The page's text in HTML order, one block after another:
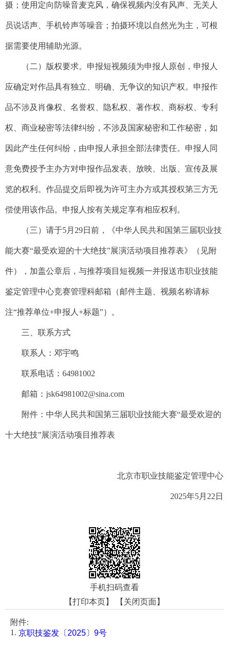
摄；使用定向防噪音麦克风，确保视频内没有风声、无关人
员说话声、手机铃声等噪音；拍摄环境以自然光为主，可根
据需要使用辅助光源。
（二）版权要求。申报短视频须为申报人原创，申报人
应确定对作品具有独立、明确、无争议的知识产权。申报作
品不涉及肖像权、名誉权、隐私权、著作权、商标权、专利
权、商业秘密等法律纠纷，不涉及国家秘密和工作秘密，如
因此产生任何纠纷，由申报人承担全部法律责任。申报人同
意免费授予主办方对申报作品发表、放映、出版、宣传及展
览的权利。作品提交后即视为许可主办方或其授权第三方无
偿使用该作品。申报人按有关规定享有相应权利。
（三）请于5月29日前，《中华人民共和国第三届职业技
能大赛“最受欢迎的十大绝技”展演活动项目推荐表》（见附
件），加盖公章后，与推荐项目短视频一并报送市职业技能
鉴定管理中心竞赛管理科邮箱（邮件主题、视频名称请标
注“推荐单位+申报人+标题”）。
三、联系方式
联系人：邓宇鸣
联系电话：64981002
邮箱：jsk64981002@sina.com
附件：中华人民共和国第三届职业技能大赛“最受欢迎的
十大绝技”展演活动项目推荐表
北京市职业技能鉴定管理中心
2025年5月22日
手机扫码查看
【打印本页】
【关闭页面】
附件:
1. 京职技鉴发〔2025〕9号